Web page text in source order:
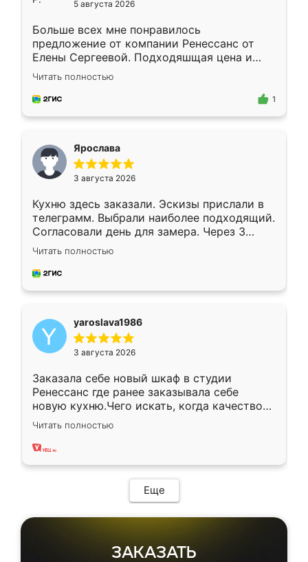
5 августа 2026
Больше всех мне понравилось
предложение от компании Ренессанс от
Елены Сергеевой. Подходяшщая цена и
короткие сроки изготовления. Приехавший
для замера сотрудник Владислав
предложил по моему эскизу самый
Читать полностью
1
Ярослава
3 августа 2026
Кухню здесь заказали. Эскизы прислали в
телеграмм. Выбрали наиболее подходящий.
Согласовали день для замера. Через 3
недели кухня была уже готова. Остались
довольны работой. Спасибо Ренессанс
мебель за качественную работу!
Читать полностью
yaroslava1986
3 августа 2026
Заказала себе новый шкаф в студии
Ренессанс где ранее заказывала себе
новую кухню.Чего искать, когда качеством
вполне довольна. Служит кухня уже почти
два года, нареканий нет.
Читать полностью
Еще
ЗАКАЗАТЬ